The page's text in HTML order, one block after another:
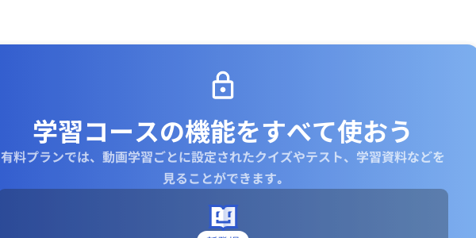
学習コースの機能をすべて使おう
有料プランでは、動画学習ごとに設定されたクイズやテスト、学習資料などを
見ることができます｡